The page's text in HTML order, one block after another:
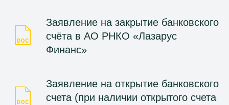
Заявление на закрытие банковского
счёта в АО РНКО «Лазарус
Финанс»
Заявление на открытие банковского
счета (при наличии открытого счета